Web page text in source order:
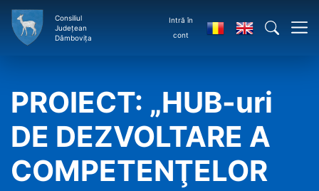
Consiliul
Județean
Dâmbovița
Intră în
cont
PROIECT: „HUB-uri
DE DEZVOLTARE A
COMPETENŢELOR